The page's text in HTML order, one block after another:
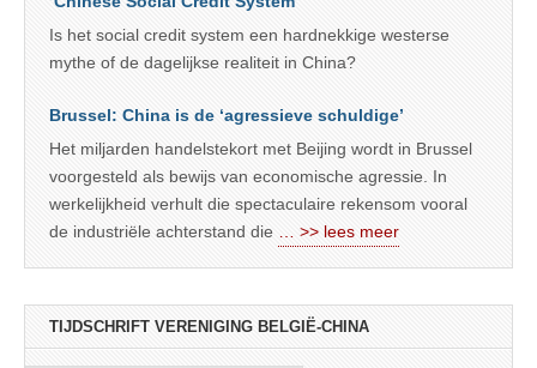
Is het social credit system een hardnekkige westerse
mythe of de dagelijkse realiteit in China?
Brussel: China is de ‘agressieve schuldige’
Het miljarden handelstekort met Beijing wordt in Brussel
voorgesteld als bewijs van economische agressie. In
werkelijkheid verhult die spectaculaire rekensom vooral
de industriële achterstand die … >> lees meer
TIJDSCHRIFT VERENIGING BELGIË-CHINA